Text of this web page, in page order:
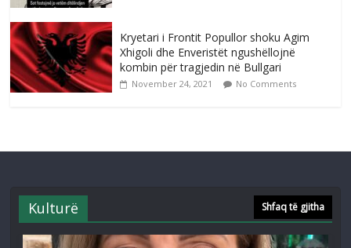
Kryetari i Frontit Popullor shoku Agim
Xhigoli dhe Enveristët ngushëllojnë
kombin për tragjedin në Bullgari
November 24, 2021 No Comments
Kulturë Shfaq të gjitha